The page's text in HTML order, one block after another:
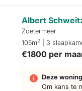
Albert
Zoetermeer
105m2 | 3
€1800 per
Deze
Om kans te